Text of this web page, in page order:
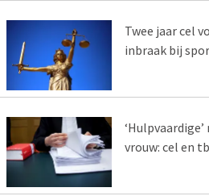
Twee jaar cel
inbraak bij
vrouw: cel en